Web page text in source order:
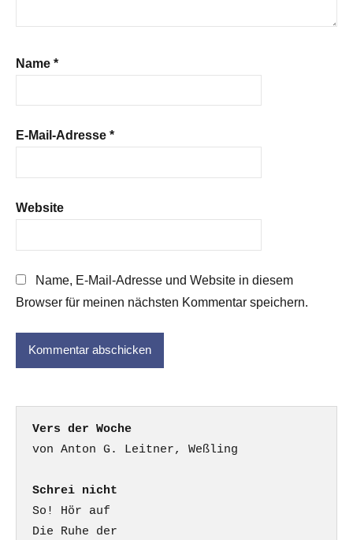
Name *
E-Mail-Adresse *
Website
Name, E-Mail-Adresse und Website in diesem
Browser für meinen nächsten Kommentar speichern.
Vers der Woche
Schrei nicht
So! Hör auf
Die Ruhe der